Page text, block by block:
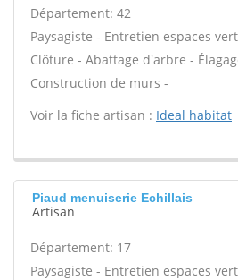
Département: 42
Paysagiste - Entretien espaces
Clôture - Abattage d'arbre -
Construction de murs -
Voir la fiche artisan : Ideal habitat
Piaud menuiserie Echillais
Artisan
Département: 17
Paysagiste - Entretien espaces